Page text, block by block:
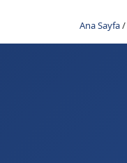
Ana Sayfa/